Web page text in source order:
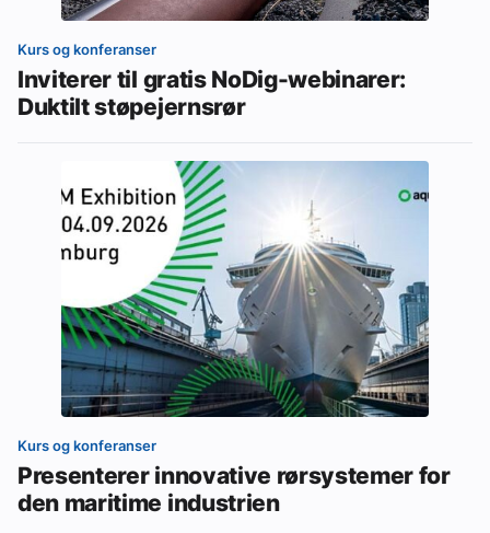
Kurs og konferanser
Inviterer til gratis NoDig-webinarer:
Duktilt støpejernsrør
Kurs og konferanser
Presenterer innovative rørsystemer for
den maritime industrien